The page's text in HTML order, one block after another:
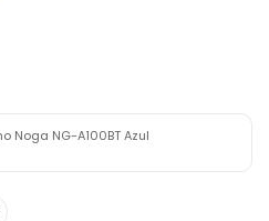
Noga NG-A100BT Azul